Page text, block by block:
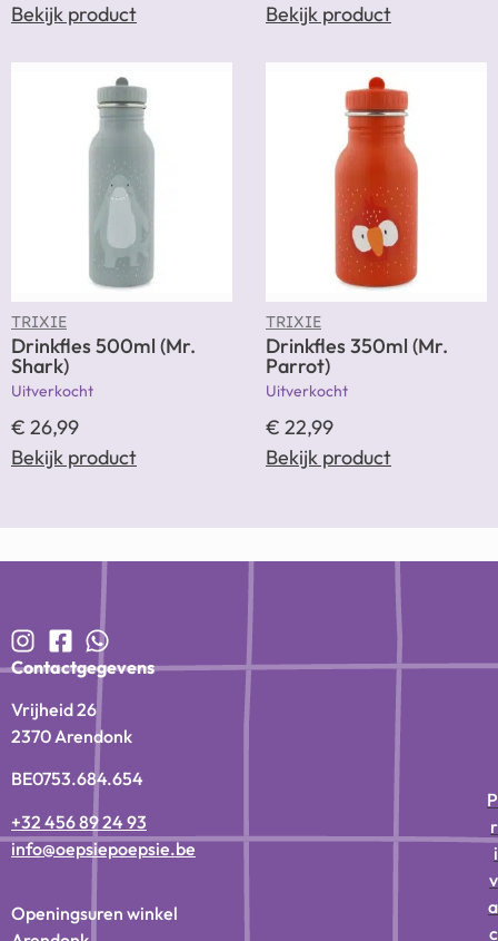
Bekijk product
Bekijk product
TRIXIE
Drinkfles 500ml (Mr.
Shark)
Uitverkocht
€ 26,99
Bekijk product
TRIXIE
Drinkfles 350ml (Mr.
Parrot)
Uitverkocht
€ 22,99
Bekijk product
Contactgegevens
Vrijheid 26
2370 Arendonk
BE0753.684.654
+32 456 89 24 93
info@oepsiepoepsie.be
Openingsuren winkel
P
r
i
v
a
c